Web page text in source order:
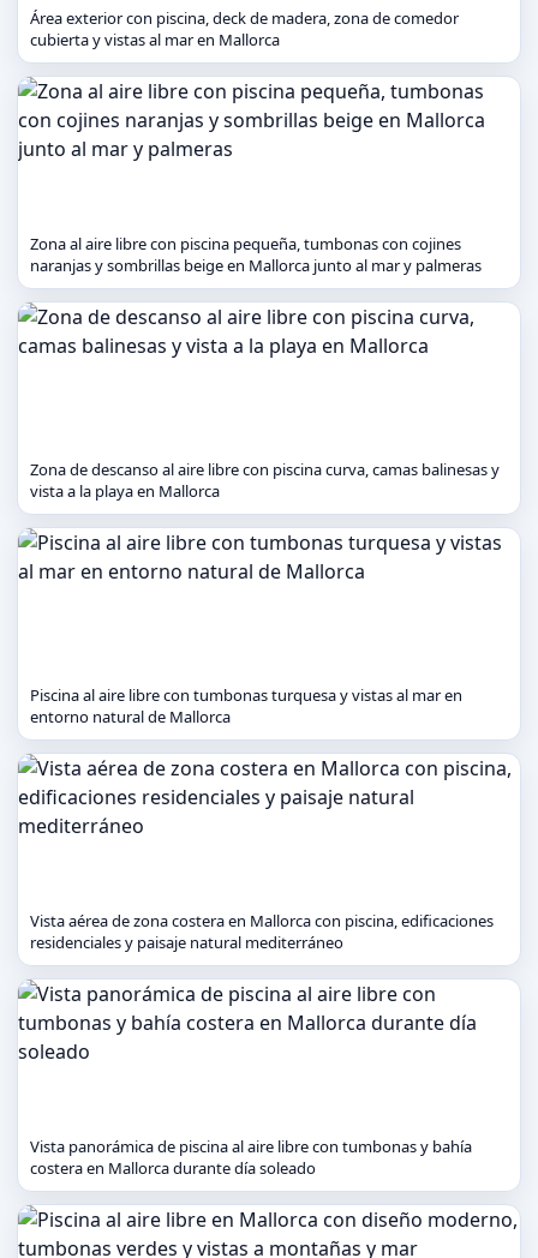
Área exterior con piscina, deck de madera, zona de comedor
cubierta y vistas al mar en Mallorca
Zona al aire libre con piscina pequeña, tumbonas con cojines
naranjas y sombrillas beige en Mallorca junto al mar y palmeras
Zona de descanso al aire libre con piscina curva, camas balinesas y
vista a la playa en Mallorca
Piscina al aire libre con tumbonas turquesa y vistas al mar en
entorno natural de Mallorca
Vista aérea de zona costera en Mallorca con piscina, edificaciones
residenciales y paisaje natural mediterráneo
Vista panorámica de piscina al aire libre con tumbonas y bahía
costera en Mallorca durante día soleado